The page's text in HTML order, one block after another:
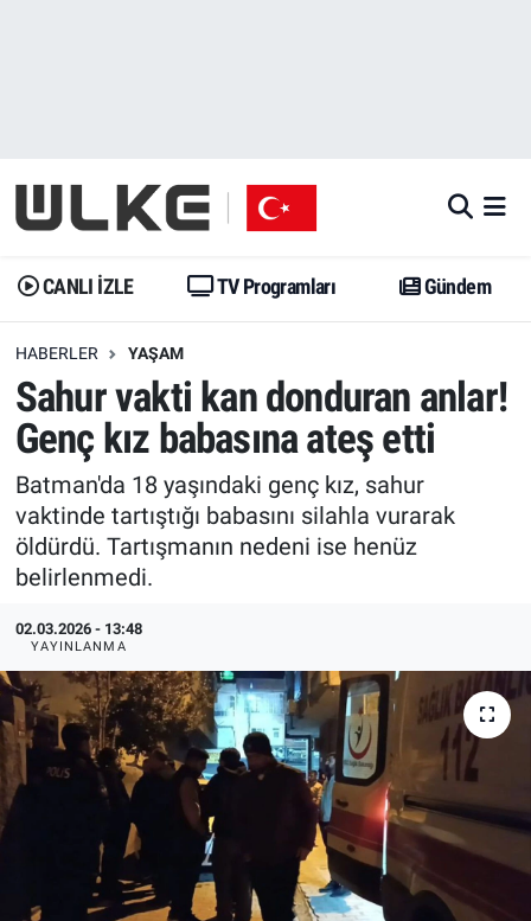
CANLI İZLE TV Programları Gündem
HABERLER YAŞAM
Sahur vakti kan donduran anlar!
Genç kız babasına ateş etti
Batman'da 18 yaşındaki genç kız, sahur
vaktinde tartıştığı babasını silahla vurarak
öldürdü. Tartışmanın nedeni ise henüz
belirlenmedi.
02.03.2026 - 13:48
YAYINLANMA
Gündem
Dünya
Erişim Bilgileri
Ekonomi
Trend
Özel Haberler
Yazarlar
Gündem
Trend
Erişim Bilgileri
Spor
Ekonomi
Dünya
Medya
Özel Haberler
Kadın
Erişim Bilgileri
Sağlık
İstanbul Namaz Vakitleri
Trafik Durumu
Erişim Bilgileri
Tüm Manşetler
Son Dakika Haberleri
Haber Arşivi